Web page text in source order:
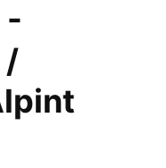
-
/